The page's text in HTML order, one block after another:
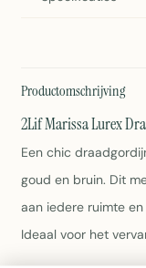
Productomschrijving
2Lif Marissa Lurex
Een chic
goud en bruin. Dit
aan iedere ruimte
Ideaal voor het